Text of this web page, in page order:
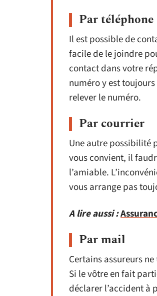
Par téléphone
Il est possible de
facile de le joindre
contact dans votre
numéro y est
relever le numéro.
Par courrier
Une autre possibilité
vous convient, il
l’amiable.
vous arrange pas
A lire aussi :
Par mail
Certains assureurs
Si le vôtre en fait
déclarer l’accident à